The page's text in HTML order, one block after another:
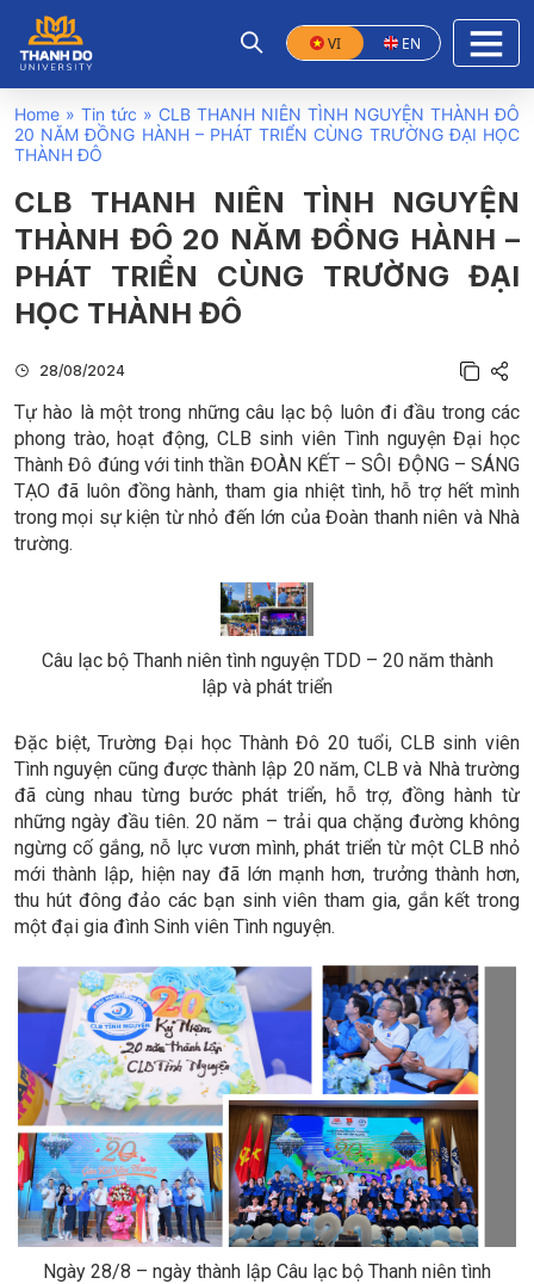
VI EN
Home » Tin tức » CLB THANH NIÊN TÌNH NGUYỆN THÀNH ĐÔ
20 NĂM ĐỒNG HÀNH – PHÁT TRIỂN CÙNG TRƯỜNG ĐẠI HỌC
THÀNH ĐÔ
CLB THANH NIÊN TÌNH NGUYỆN
THÀNH ĐÔ 20 NĂM ĐỒNG HÀNH –
PHÁT TRIỂN CÙNG TRƯỜNG ĐẠI
HỌC THÀNH ĐÔ
28/08/2024
Tự hào là một trong những câu lạc bộ luôn đi đầu trong các
phong trào, hoạt động, CLB sinh viên Tình nguyện Đại học
Thành Đô đúng với tinh thần ĐOÀN KẾT – SÔI ĐỘNG – SÁNG
TẠO đã luôn đồng hành, tham gia nhiệt tình, hỗ trợ hết mình
trong mọi sự kiện từ nhỏ đến lớn của Đoàn thanh niên và Nhà
trường.
Câu lạc bộ Thanh niên tình nguyện TDD – 20 năm thành
lập và phát triển
Đặc biệt, Trường Đại học Thành Đô 20 tuổi, CLB sinh viên
Tình nguyện cũng được thành lập 20 năm, CLB và Nhà trường
đã cùng nhau từng bước phát triển, hỗ trợ, đồng hành từ
những ngày đầu tiên. 20 năm – trải qua chặng đường không
ngừng cố gắng, nỗ lực vươn mình, phát triển từ một CLB nhỏ
mới thành lập, hiện nay đã lớn mạnh hơn, trưởng thành hơn,
thu hút đông đảo các bạn sinh viên tham gia, gắn kết trong
một đại gia đình Sinh viên Tình nguyện.
Ngày 28/8 – ngày thành lập Câu lạc bộ Thanh niên tình